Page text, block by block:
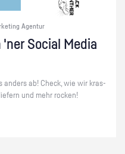
Agentur
'ner So­ci­al Media
an­ders ab! Check, wie wir kras­
und mehr ro­cken!